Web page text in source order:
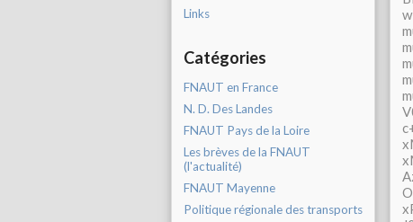
Links
Catégories
FNAUT en France
N. D. Des Landes
FNAUT Pays de la Loire
Les brèves de la FNAUT
(l'actualité)
FNAUT Mayenne
Politique régionale des transports